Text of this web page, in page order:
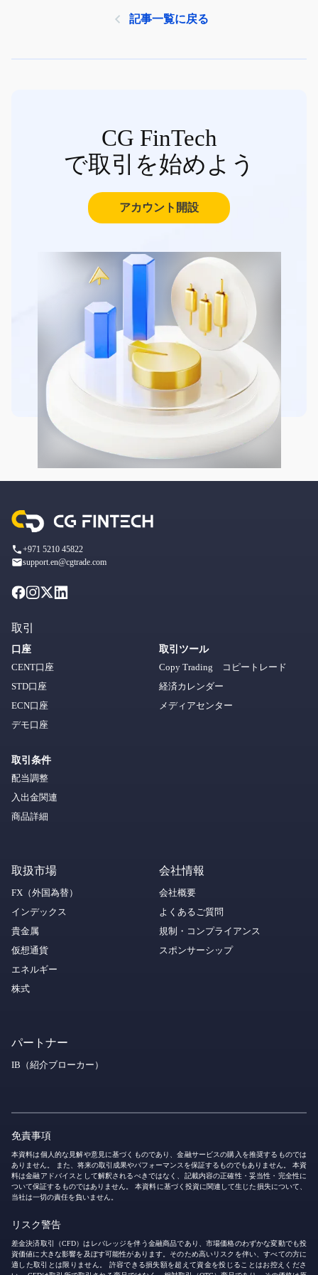
記事一覧に戻る
CG FinTech
で取引を始めよう
アカウント開設
+971 5210 45822
support.en@cgtrade.com
取引
口座
CENT口座
STD口座
ECN口座
デモ口座
取引条件
配当調整
入出金関連
商品詳細
取引ツール
Copy Trading コピートレード
経済カレンダー
メディアセンター
取扱市場
FX（外国為替）
インデックス
貴金属
仮想通貨
エネルギー
株式
会社情報
会社概要
よくあるご質問
規制・コンプライアンス
スポンサーシップ
パートナー
IB（紹介ブローカー）
免責事項
本資料は個人的な見解や意見に基づくものであり、金融サービスの購入を推奨するものでは
ありません。 また、将来の取引成果やパフォーマンスを保証するものでもありません。 本資
料は金融アドバイスとして解釈されるべきではなく、記載内容の正確性・妥当性・完全性に
ついて保証するものではありません。 本資料に基づく投資に関連して生じた損失について、
当社は一切の責任を負いません。
リスク警告
差金決済取引（CFD）はレバレッジを伴う金融商品であり、市場価格のわずかな変動でも投
資価値に大きな影響を及ぼす可能性があります。そのため高いリスクを伴い、すべての方に
適した取引とは限りません。 許容できる損失額を超えて資金を投じることはお控えくださ